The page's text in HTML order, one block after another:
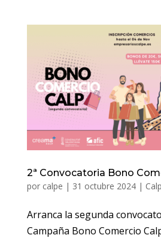
2ª Convocatoria Bono
por calpe | 31 octubre 2024|
Arranca la segunda
Campaña Bono Comercio